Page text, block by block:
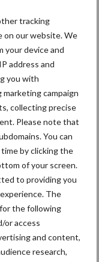
tracking
on our website. We
your device and
address and
you with
campaign
collecting precise
Please note that
You can
by clicking the
of your screen.
to providing you
The
the following
or access
and content,
research,
onder
is gestuurd.
PWM,
50 centimeter
nozzlekeuze. Het
de interne spoeling
HorschConnect-
de 5.230 PT